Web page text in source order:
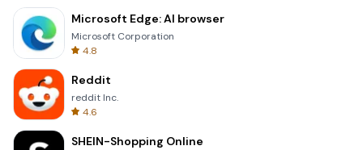
Microsoft Edge: AI browser
Microsoft Corporation
4.8
Reddit
reddit Inc.
4.6
SHEIN-Shopping Online